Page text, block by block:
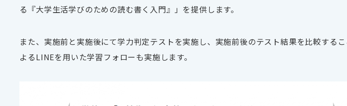
る『大学生活学びのための読む書く入門』」を提供します。
また、実施前と実施後にて学力判定テストを実施し、実施前後のテスト結果を比較する
よるLINEを用いた学習フォローも実施します。